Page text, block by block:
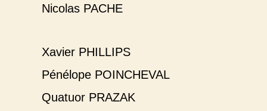
Nicolas PACHE
Xavier PHILLIPS
Pénélope POINCHEVAL
Quatuor PRAZAK